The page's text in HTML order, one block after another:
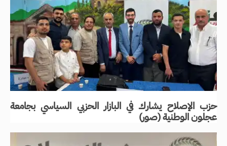
حزب الإصلاح يشارك في البازار الحزبي السياسي بجامعة
عجلون الوطنية (صور)